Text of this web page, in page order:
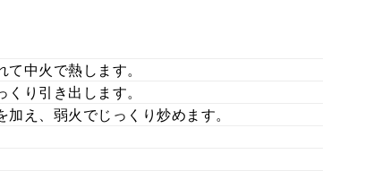
中火で熱します。
り引き出します。
え、弱火でじっくり炒めます。